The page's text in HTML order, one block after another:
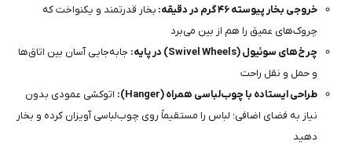
خروجی بخار پیوسته ۴۶ گرم در دقیقه:
بخار قدرتمند و یکنواخت که
چروک‌های عمیق را هم از بین می‌برد
چرخ‌های سوئیول (Swivel Wheels) در پایه:
جابه‌جایی آسان بین اتاق‌ها
و حمل و نقل راحت
طراحی ایستاده با چوب‌لباسی همراه (Hanger):
اتوکشی عمودی بدون
نیاز به فضای اضافی؛ لباس را مستقیماً روی چوب‌لباسی آویزان کرده و بخار
دهید